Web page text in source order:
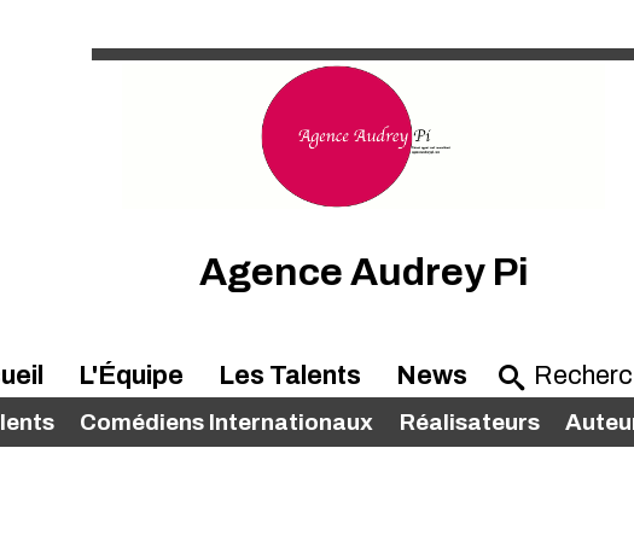
Agence Audrey Pi
L'Équipe Les Talents
Comédiens Internationaux Réalisateurs
News